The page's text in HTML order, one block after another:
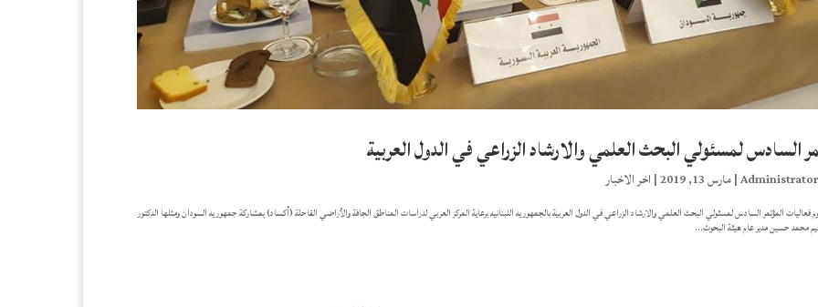
السادس لمسئولي البحث العلمي والارشاد الزراعي في الدول العربية
Administrator
|مارس 13, 2019 |اخر الاخبار
فعاليات المؤتمر السادس لمسئولي البحث العلمي والارشاد الزراعي في الدول العربية بالجمهوريه اللبنانيه برعاية المركز العربي لدراسات المناطق الجافة والأراضي القاحلة (أكساد) بمشاركة جمهوريه السودان ومثلها الدكتور
محمد حسين مدير عام هيئة البحوث...